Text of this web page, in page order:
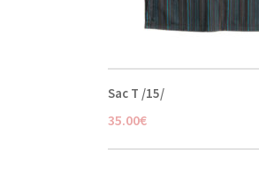
Sac T /15/
35.00€